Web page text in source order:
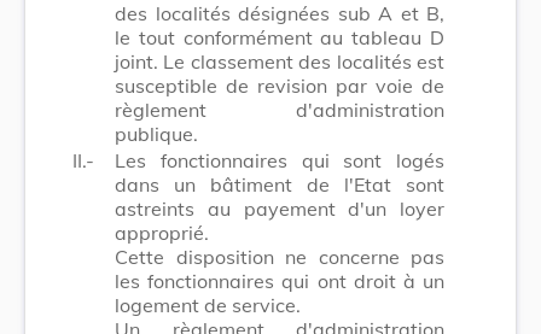
des localités désignées sub A et B,
le tout conformément au tableau D
joint. Le classement des localités est
susceptible de revision par voie de
règlement d'administration
publique.
II.-
Les fonctionnaires qui sont logés
dans un bâtiment de l'Etat sont
astreints au payement d'un loyer
approprié.
Cette disposition ne concerne pas
les fonctionnaires qui ont droit à un
logement de service.
Un règlement d'administration